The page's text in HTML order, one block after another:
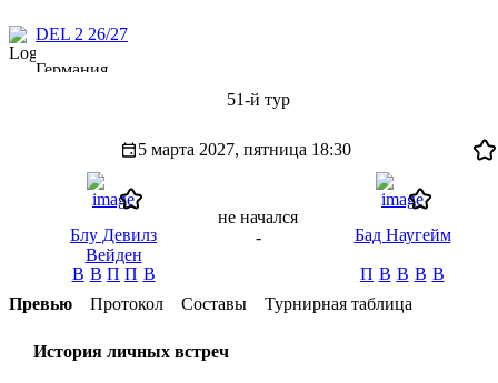
DEL 2 26/27
Германия
51-й тур
5 марта 2027, пятница 18:30
Блу Девилз
Вейден
В В П П В
не начался
-
Бад Наугейм
П В В В В
Превью
Протокол Составы Турнирная таблица
История личных встреч